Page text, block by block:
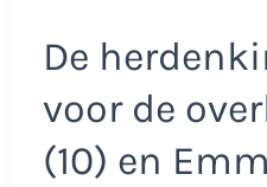
De
voor de
(10) en